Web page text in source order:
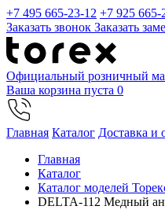
+7 495 665-23-12 +7 925 665-
Заказать звонок Заказать
Официальный розничный
Ваша корзина пуста 0
Главная Каталог Доставка и
Главная
Каталог
Каталог моделей
DELTA-112 Медный